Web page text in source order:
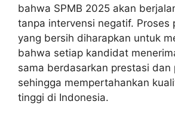
bahwa SPMB 2025 akan
tanpa intervensi negatif. Proses
yang bersih diharapkan untuk
bahwa setiap kandidat
sama berdasarkan prestasi dan
sehingga mempertahankan
tinggi di Indonesia.